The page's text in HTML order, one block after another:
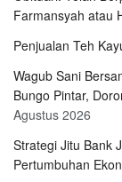
Farmansyah atau
Penjualan Teh
Wagub Sani
Bungo Pintar,
Agustus 2026
Strategi Jitu Bank
Pertumbuhan